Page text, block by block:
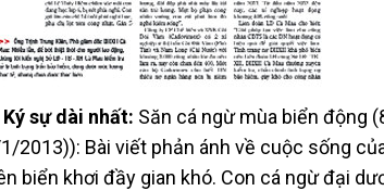
Ký sự dài nhất: Săn cá ngừ mùa biển động
2013)): Bài viết phản ánh về cuộc sống
biển khơi đầy gian khó. Con cá ngừ đại